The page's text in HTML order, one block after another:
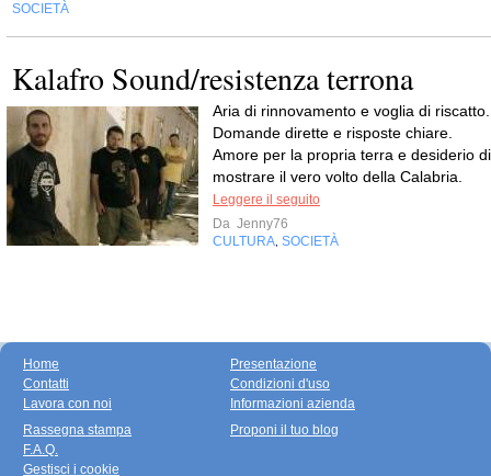
SOCIETÀ
Kalafro Sound/resistenza terrona
Aria di rinnovamento e voglia di riscatto.
Domande dirette e risposte chiare.
Amore per la propria terra e desiderio di
mostrare il vero volto della Calabria.
Leggere il seguito
Da Jenny76
CULTURA SOCIETÀ
Home
Contatti
Lavora con noi
Presentazione
Condizioni d'uso
Informazioni azienda
Rassegna stampa
F.A.Q.
Gestisci i cookie
Proponi il tuo blog